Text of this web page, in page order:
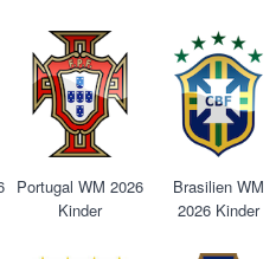
Portugal WM 2026
Kinder
Brasilien WM
2026 Kinder